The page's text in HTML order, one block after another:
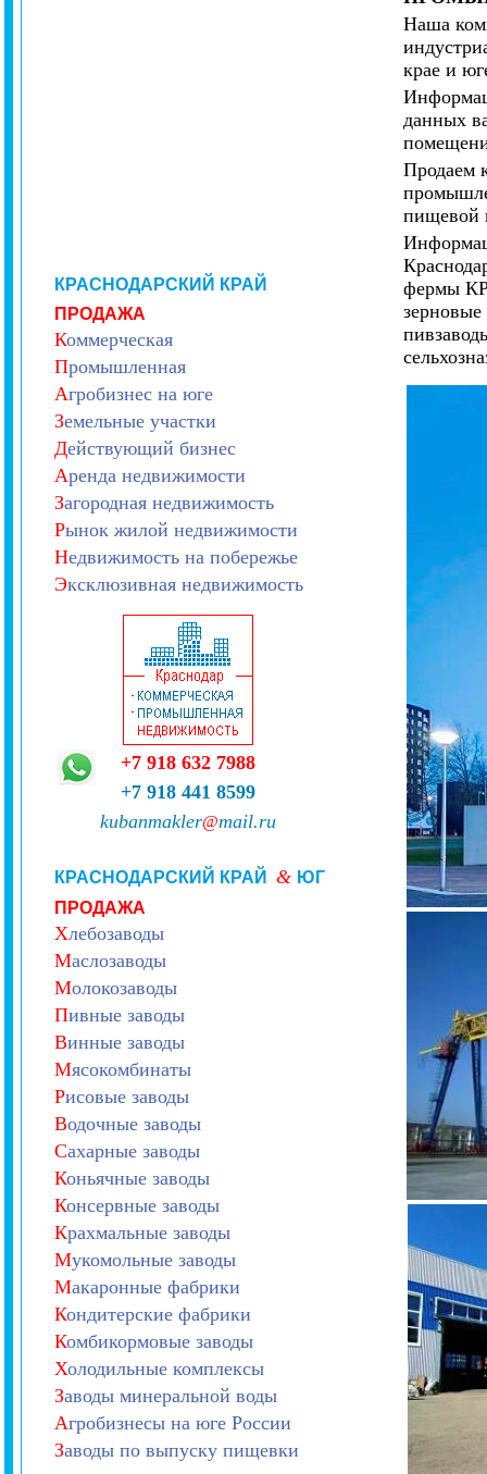
КРАСНОДАРСКИЙ КРАЙ
ПРОДАЖА
Коммерческая
Промышленная
Агробизнес на юге
Земельные участки
Действующий бизнес
Аренда недвижимости
Загородная недвижимость
Рынок жилой недвижимости
Недвижимость на побережье
Эксклюзивная недвижимость
+7 918 632 7988
+7 918 441 8599
kubanmakler@mail.ru
КРАСНОДАРСКИЙ КРАЙ & ЮГ
ПРОДАЖА
Хлебозаводы
Маслозаводы
Молокозаводы
Пивные заводы
Винные заводы
Мясокомбинаты
Рисовые заводы
Водочные заводы
Сахарные заводы
Коньячные заводы
Консервные заводы
Крахмальные заводы
Мукомольные заводы
Макаронные фабрики
Кондитерские фабрики
Комбикормовые заводы
Холодильные комплексы
Заводы минеральной воды
Агробизнесы на юге России
Заводы по выпуску пищевки
Наша
крае и
данных
Продаем
пищевой
фермы